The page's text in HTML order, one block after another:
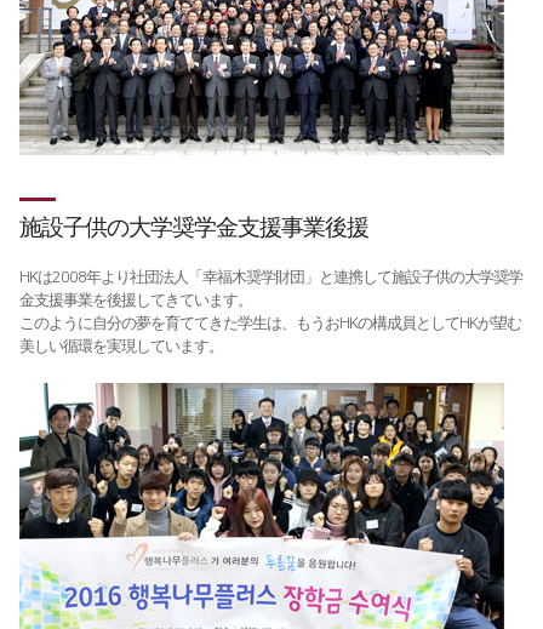
施設子供の大学奨学金支援事業後援
HKは2008年より社団法人「幸福木奨学財団」と連携して施設子供の大学奨学
金支援事業を後援してきています。
このように自分の夢を育ててきた学生は、もうおHKの構成員としてHKが望む
美しい循環を実現しています。